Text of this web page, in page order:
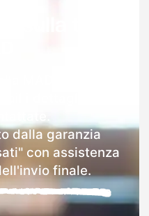
dalla garanzia
con assistenza
finale.